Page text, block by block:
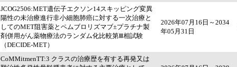
JCOG2506:MET遺伝子エクソン14スキッピング変異
陽性の未治療進行非小細胞肺癌に対する一次治療と
してのMET阻害薬とペムブロリズマブ±プラチナ製
剤併用がん薬物療法のランダム化比較第Ⅲ相試験
（DECIDE-MET）
2026年07月16日～2034
年05月31日
CoMMitmenTT:3 クラスの治療歴を有する再発又は